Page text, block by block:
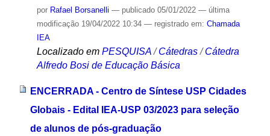
por Rafael Borsanelli — publicado05/01/2022 — última
modificação19/04/2022 10:34 — registrado em: Chamada
IEA
Localizado em PESQUISA /Cátedras/Cátedra
Alfredo Bosi de Educação Básica
ENCERRADA - Centro de Síntese USP Cidades
Globais - Edital IEA-USP 03/2023 para seleção
de alunos de pós-graduação